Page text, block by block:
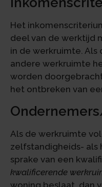
Het
deel van de werktijd
in de werkruimte.
andere werkruimte
worden
het ontbreken van
Als de werkruimte
zelfstandigheids- als
sprake van een
kwalificerende
woning beslaat, dan